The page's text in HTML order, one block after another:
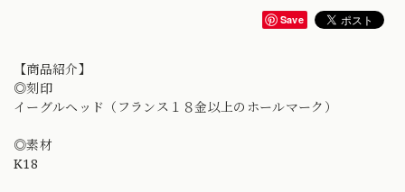
Save
【商品紹介】
◎刻印
イーグルヘッド（フランス１８金以上のホールマーク）
◎素材
K18